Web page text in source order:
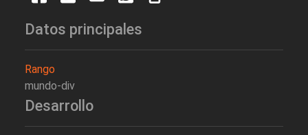
Datos principales
Rango
mundo-div
Desarrollo